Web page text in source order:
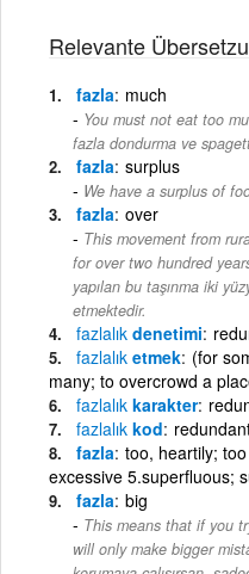
Relevante
fazla much
You must not eat too
fazla dondurma ve
fazla surplus
We have a surplus of
fazla over
This movement from
for over two hundred
yapılan bu taşınma iki
etmektedir.
fazlalık denetimi
fazlalık etmek (for
many; to overcrowd a
fazlalık karakter
fazlalık kod
fazla too, heartily;
excessive 5.superfluous;
fazla big
This means that if you
will only make bigger